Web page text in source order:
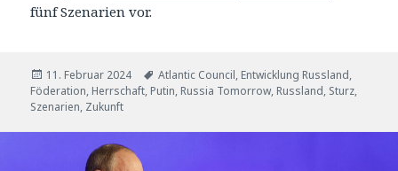
fünf Szenarien vor.
Veröffentlicht
am
11. Februar 2024 Tags
Atlantic Council, Entwicklung Russland,
Föderation, Herrschaft, Putin, Russia Tomorrow, Russland, Sturz,
Szenarien, Zukunft